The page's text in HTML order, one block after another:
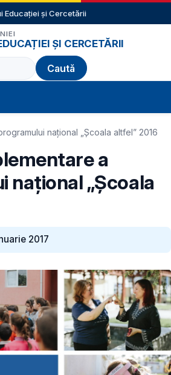
Educației și Cercetării
ȘI CERCETĂRII
național „Școala altfel” 2016
a
național „Școala
2017